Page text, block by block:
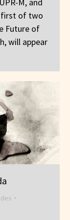
M, and
first of two
Future of
will appear